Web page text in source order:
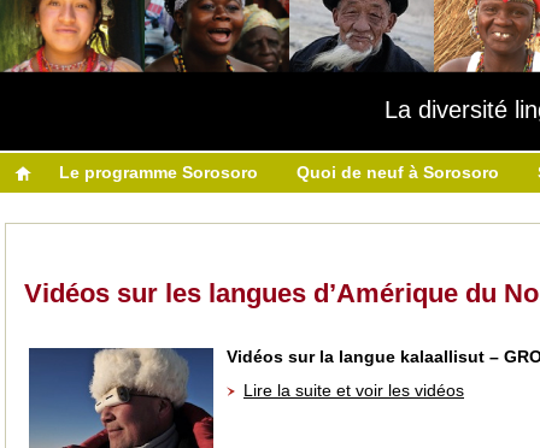
La diversité
Le programme Sorosoro Quoi de neuf à Sorosoro
Vidéos sur les langues d’Amérique du
Vidéos sur la langue kalaallisut –
Lire la suite et voir les vidéos